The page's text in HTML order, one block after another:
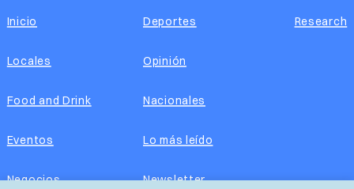
Inicio
Locales
Food and Drink
Eventos
Negocios
Deportes
Opinión
Nacionales
Lo más leído
Newsletter
Research